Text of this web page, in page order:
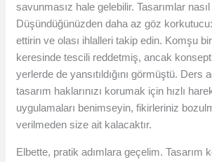
savunmasız hale gelebilir. Tasarımlar
Düşündüğünüzden daha az göz
ettirin ve olası ihlalleri takip edin. Komşu
keresinde tescili reddetmiş, ancak
yerlerde de yansıtıldığını görmüştü. Ders
tasarım haklarınızı korumak için hızlı
uygulamaları benimseyin, fikirleriniz
verilmeden size ait kalacaktır.
Elbette, pratik adımlara geçelim. Tasarım